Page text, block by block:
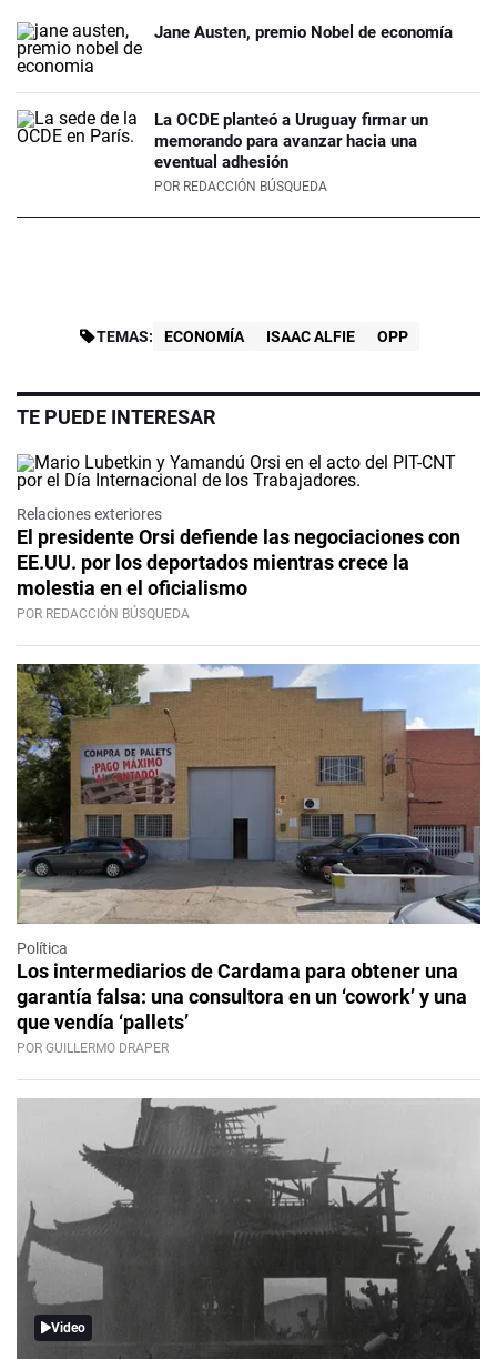
Jane Austen, premio Nobel de economía
La OCDE planteó a Uruguay firmar un
memorando para avanzar hacia una
eventual adhesión
POR REDACCIÓN BÚSQUEDA
TEMAS: ECONOMÍA ISAAC ALFIE OPP
TE PUEDE INTERESAR
Relaciones exteriores
El presidente Orsi defiende las negociaciones con
EE.UU. por los deportados mientras crece la
molestia en el oficialismo
POR REDACCIÓN BÚSQUEDA
Política
Los intermediarios de Cardama para obtener una
garantía falsa: una consultora en un ‘cowork’ y una
que vendía ‘pallets’
POR GUILLERMO DRAPER
Video